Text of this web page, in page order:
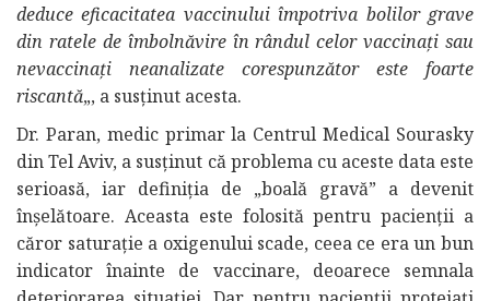
deduce eficacitatea vaccinului împotriva bolilor grave
din ratele de îmbolnăvire în rândul celor vaccinați sau
nevaccinați neanalizate corespunzător este foarte
riscantă„, a susținut acesta.
Dr. Paran, medic primar la Centrul Medical Sourasky
din Tel Aviv, a susținut că problema cu aceste data este
serioasă, iar definiția de „boală gravă” a devenit
înșelătoare. Aceasta este folosită pentru pacienții a
căror saturație a oxigenului scade, ceea ce era un bun
indicator înainte de vaccinare, deoarece semnala